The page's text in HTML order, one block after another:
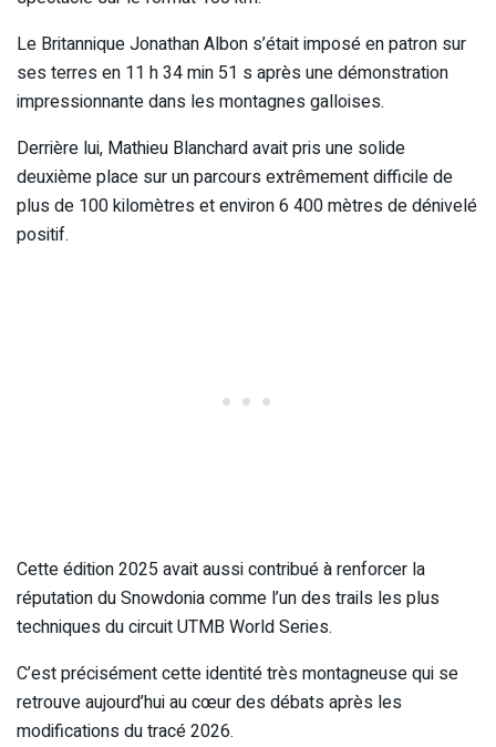
Le Britannique Jonathan Albon s’était imposé en patron sur
ses terres en 11 h 34 min 51 s après une démonstration
impressionnante dans les montagnes galloises.
Derrière lui, Mathieu Blanchard avait pris une solide
deuxième place sur un parcours extrêmement difficile de
plus de 100 kilomètres et environ 6 400 mètres de dénivelé
positif.
Cette édition 2025 avait aussi contribué à renforcer la
réputation du Snowdonia comme l’un des trails les plus
techniques du circuit UTMB World Series.
C’est précisément cette identité très montagneuse qui se
retrouve aujourd’hui au cœur des débats après les
modifications du tracé 2026.